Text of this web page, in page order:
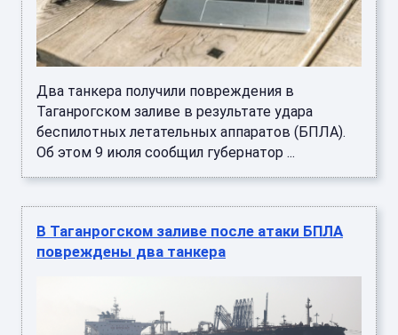
Два танкера получили повреждения в
Таганрогском заливе в результате удара
беспилотных летательных аппаратов (БПЛА).
Об этом 9 июля сообщил губернатор ...
В Таганрогском заливе после атаки БПЛА
повреждены два танкера